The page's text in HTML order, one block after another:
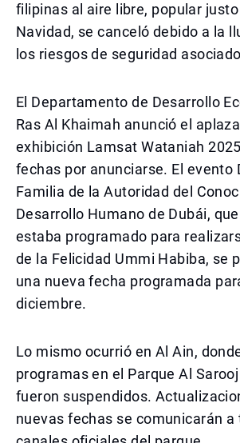
filipinas al aire libre, popular
Navidad, se canceló debido a la
los riesgos de seguridad
El Departamento de Desarrollo
Ras Al Khaimah anunció el
exhibición Lamsat Wataniah
fechas por anunciarse. El evento
Familia de la Autoridad del
Desarrollo Humano de Dubái,
estaba programado para
de la Felicidad Ummi Habiba, se
una nueva fecha programada
diciembre.
Lo mismo ocurrió en Al Ain,
programas en el Parque Al
fueron suspendidos.
nuevas fechas se comunicarán a